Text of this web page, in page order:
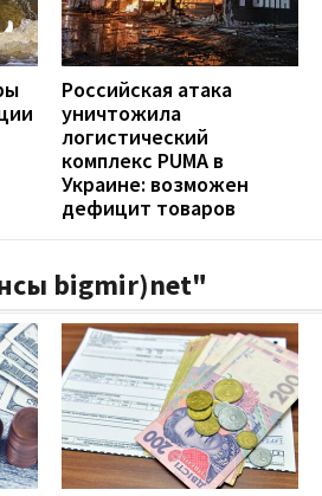
Российская атака
уничтожила
логистический
комплекс PUMA в
Украине: возможен
дефицит товаров
bigmir)net"